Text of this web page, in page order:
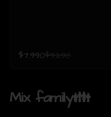
$7.990$9.290
Mix family👪